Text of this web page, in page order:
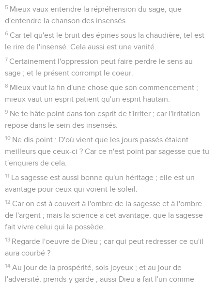
5 Mieux vaux entendre la répréhension du sage, que
d'entendre la chanson des insensés.
6 Car tel qu'est le bruit des épines sous la chaudière, tel est
le rire de l'insensé. Cela aussi est une vanité.
7 Certainement l'oppression peut faire perdre le sens au
sage ; et le présent corrompt le coeur.
8 Mieux vaut la fin d'une chose que son commencement ;
mieux vaut un esprit patient qu'un esprit hautain.
9 Ne te hâte point dans ton esprit de t'irriter ; car l'irritation
repose dans le sein des insensés.
10 Ne dis point : D'où vient que les jours passés étaient
meilleurs que ceux-ci ? Car ce n'est point par sagesse que tu
t'enquiers de cela.
11 La sagesse est aussi bonne qu'un héritage ; elle est un
avantage pour ceux qui voient le soleil.
12 Car on est à couvert à l'ombre de la sagesse et à l'ombre
de l'argent ; mais la science a cet avantage, que la sagesse
fait vivre celui qui la possède.
13 Regarde l'oeuvre de Dieu ; car qui peut redresser ce qu'il
aura courbé ?
14 Au jour de la prospérité, sois joyeux ; et au jour de
l'adversité, prends-y garde ; aussi Dieu a fait l'un comme